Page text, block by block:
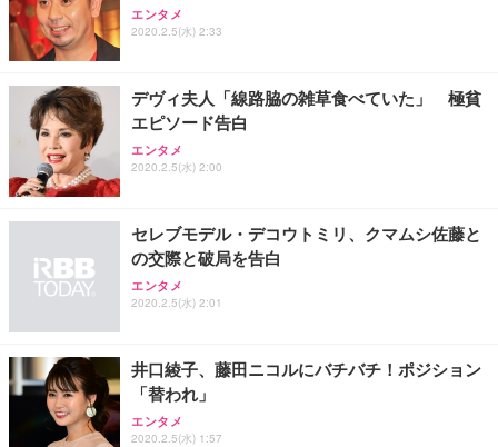
エンタメ
2020.2.5(水) 2:33
デヴィ夫人「線路脇の雑草食べていた」 極貧
エピソード告白
エンタメ
2020.2.5(水) 2:00
セレブモデル・デコウトミリ、クマムシ佐藤と
の交際と破局を告白
エンタメ
2020.2.5(水) 2:01
井口綾子、藤田ニコルにバチバチ！ポジション
「替われ」
エンタメ
2020.2.5(水) 1:57